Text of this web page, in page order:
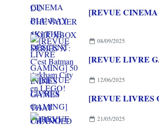
08/09/2025
12/06/2025
21/05/2025